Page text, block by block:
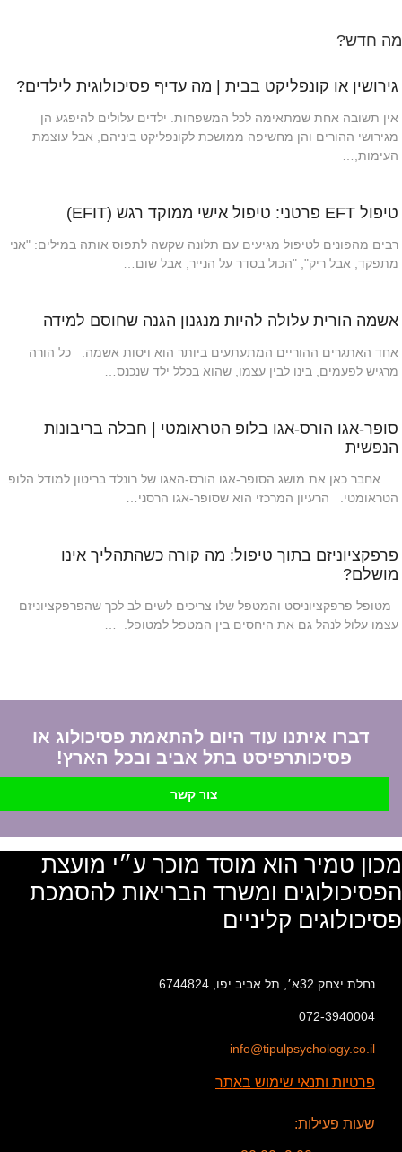
מה חדש?
גירושין או קונפליקט בבית | מה עדיף פסיכולוגית לילדים?
אין תשובה אחת שמתאימה לכל המשפחות. ילדים עלולים להיפגע הן
מגירושי ההורים והן מחשיפה ממושכת לקונפליקט ביניהם, אבל עוצמת
העימות,…
טיפול EFT פרטני: טיפול אישי ממוקד רגש (EFIT)
רבים מהפונים לטיפול מגיעים עם תלונה שקשה לתפוס אותה במילים: "אני
מתפקד, אבל ריק", "הכול בסדר על הנייר, אבל שום…
אשמה הורית עלולה להיות מנגנון הגנה שחוסם למידה
אחד האתגרים ההוריים המתעתעים ביותר הוא ויסות אשמה. כל הורה
מרגיש לפעמים, בינו לבין עצמו, שהוא בכלל ילד שנכנס…
סופר-אגו הורס-אגו בלופ הטראומטי | חבלה בריבונות
הנפשית
אחבר כאן את מושג הסופר-אגו הורס-האגו של רונלד בריטון למודל הלופ
הטראומטי. הרעיון המרכזי הוא שסופר-אגו הרסני…
פרפקציוניזם בתוך טיפול: מה קורה כשהתהליך אינו
מושלם?
מטופל פרפקציוניסט והמטפל שלו צריכים לשים לב לכך שהפרפקציוניזם
עצמו עלול לנהל גם את היחסים בין המטפל למטופל. …
דברו איתנו עוד היום להתאמת פסיכולוג או
פסיכותרפיסט בתל אביב ובכל הארץ!
צור קשר
מכון טמיר הוא מוסד מוכר ע״י מועצת
הפסיכולוגים ומשרד הבריאות להסמכת
פסיכולוגים קליניים
נחלת יצחק 32א׳, תל אביב יפו, 6744824
072-3940004
info@tipulpsychology.co.il
פרטיות ותנאי שימוש באתר
שעות פעילות: